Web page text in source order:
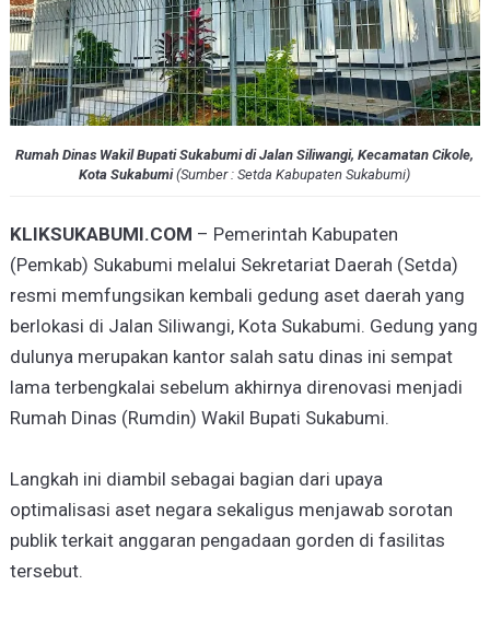
Rumah Dinas Wakil Bupati Sukabumi di Jalan Siliwangi, Kecamatan Cikole,
Kota Sukabumi(Sumber : Setda Kabupaten Sukabumi)
KLIKSUKABUMI.COM – Pemerintah Kabupaten
(Pemkab) Sukabumi melalui Sekretariat Daerah (Setda)
resmi memfungsikan kembali gedung aset daerah yang
berlokasi di Jalan Siliwangi, Kota Sukabumi. Gedung yang
dulunya merupakan kantor salah satu dinas ini sempat
lama terbengkalai sebelum akhirnya direnovasi menjadi
Rumah Dinas (Rumdin) Wakil Bupati Sukabumi.
Langkah ini diambil sebagai bagian dari upaya
optimalisasi aset negara sekaligus menjawab sorotan
publik terkait anggaran pengadaan gorden di fasilitas
tersebut.